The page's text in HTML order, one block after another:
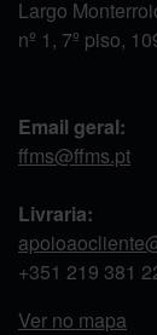
Largo
nº 1, 7º piso,
Email geral:
ffms@ffms.pt
Livraria:
+351 219 381
Ver no mapa